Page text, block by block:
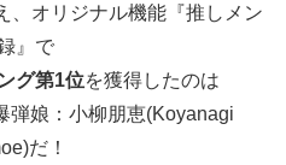
、オリジナル機能『推しメン
』で
グ第1位を獲得したのは
弾娘：小柳朋恵(Koyanagi
だ！